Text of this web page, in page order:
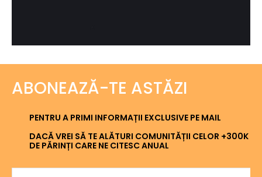
ABONEAZĂ-TE ASTĂZI
PENTRU A PRIMI INFORMAȚII EXCLUSIVE PE MAIL
DACĂ VREI SĂ TE ALĂTURI COMUNITĂȚII CELOR +300K
DE PĂRINȚI CARE NE CITESC ANUAL